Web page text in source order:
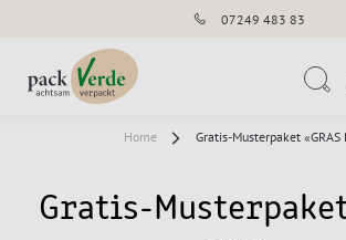
07249 483 83
Home Gratis-Musterpaket «GRAS
Gratis-Musterpaket